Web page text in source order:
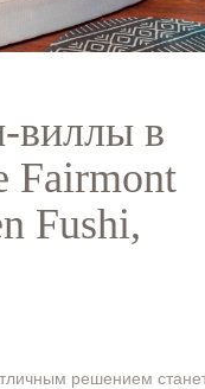
виллы в
Fairmont
Fushi,
решением